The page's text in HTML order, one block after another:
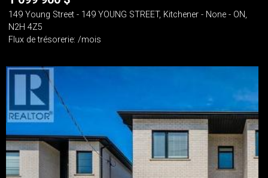
149 Young Street - 149 YOUNG STREET, Kitchener - None - ON,
N2H 4Z5
Flux de trésorerie: /mois